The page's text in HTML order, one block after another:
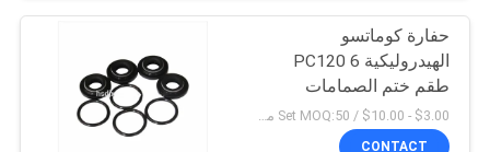
اطلب
اقتباس
41
حفارة كوماتسو
الهيدروليكية PC120 6
طقم ختم الصمامات
$3.00 - $10.00 / Set MOQ:50 مجموعة / مجموعات
CONTACT